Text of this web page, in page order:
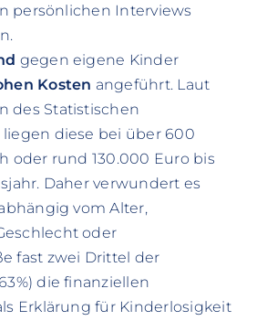
persönlichen Interviews
gegen eigene Kinder
Kosten angeführt. Laut
des Statistischen
diese bei über 600
oder rund 130.000 Euro bis
Daher verwundert es
vom Alter,
oder
fast zwei Drittel der
die finanziellen
Erklärung für Kinderlosigkeit